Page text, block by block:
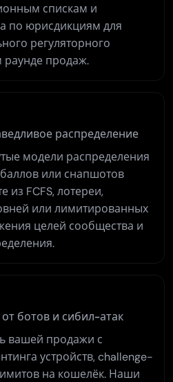
спискам и
по юрисдикциям для
регуляторного
раунде продаж.
распределение
модели распределения
или снапшотов
из FCFS, лотереи,
или лимитированных
целей сообщества и
ботов и сибил-атак
вашей продажи с
устройств, challenge-
на кошелёк. Наши